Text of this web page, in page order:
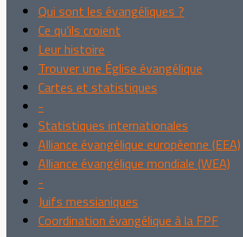
Qui sont les évangéliques ?
Ce qu'ils croient
Leur histoire
Trouver une Église évangélique
Cartes et statistiques
-
Statistiques internationales
Alliance évangélique européenne (EEA)
Alliance évangélique mondiale (WEA)
-
Juifs messianiques
Coordination évangélique à la FPF